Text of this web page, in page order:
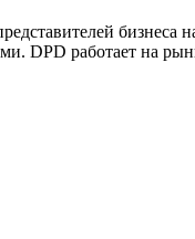
бизнеса
DPD работает на